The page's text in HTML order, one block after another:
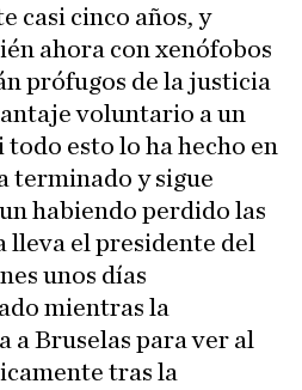
casi cinco años, y
ahora con xenófobos
prófugos de la justicia
voluntario a un
esto lo ha hecho en
terminado y sigue
habiendo perdido las
lleva el presidente del
unos días
mientras la
a Bruselas para ver al
tras la